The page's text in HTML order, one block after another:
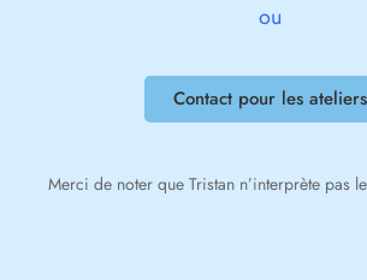
ou
Contact pour les ateliers
Merci de noter que Tristan n’interprète pas